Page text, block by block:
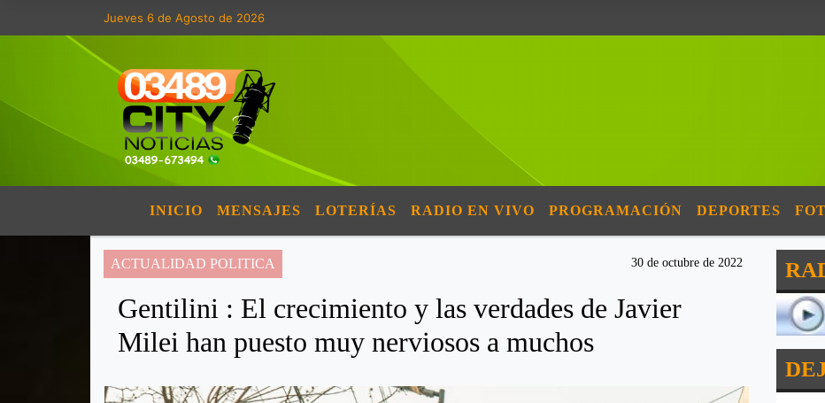
Jueves 6 de Agosto de 2026
INICIO MENSAJES LOTERÍAS RADIO EN VIVO PROGRAMACIÓN DEPORTES
ACTUALIDAD POLITICA 30 de octubre de 2022
Gentilini : El crecimiento y las verdades de Javier
Milei han puesto muy nerviosos a muchos